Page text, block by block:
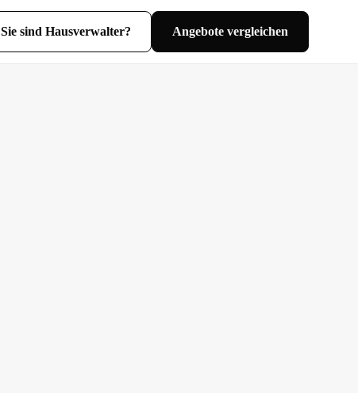
Sie sind Hausverwalter? Angebote vergleichen